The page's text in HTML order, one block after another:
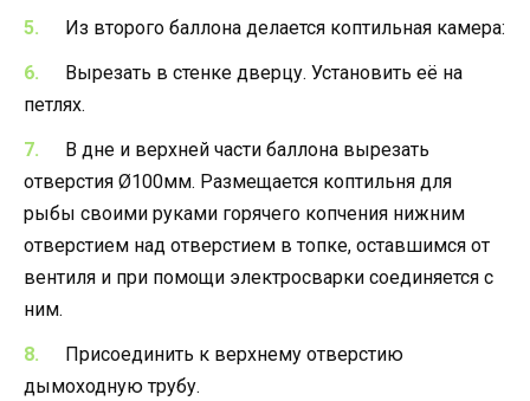
Из второго баллона делается коптильная камера:
Вырезать в стенке дверцу. Установить её на
петлях.
В дне и верхней части баллона вырезать
отверстия Ø100мм. Размещается коптильня для
рыбы своими руками горячего копчения нижним
отверстием над отверстием в топке, оставшимся от
вентиля и при помощи электросварки соединяется с
ним.
Присоединить к верхнему отверстию
дымоходную трубу.